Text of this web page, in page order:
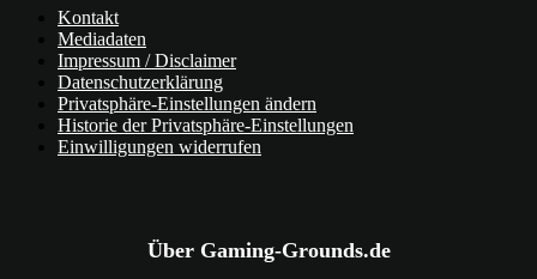
Kontakt
Mediadaten
Impressum / Disclaimer
Datenschutzerklärung
Privatsphäre-Einstellungen ändern
Historie der Privatsphäre-Einstellungen
Einwilligungen widerrufen
Über Gaming-Grounds.de